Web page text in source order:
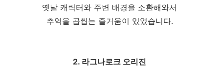
옛날 캐릭터와 주변 배경을 소환해와서
추억을 곱씹는 즐거움이 있었습니다.
2. 라그나로크 오리진